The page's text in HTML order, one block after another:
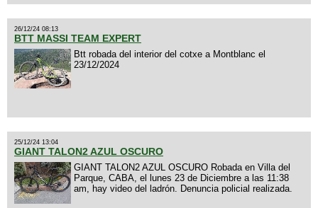
26/12/24 08:13
BTT MASSI TEAM EXPERT
Btt robada del interior del cotxe a Montblanc el
23/12/2024
25/12/24 13:04
GIANT TALON2 AZUL OSCURO
GIANT TALON2 AZUL OSCURO Robada en Villa del
Parque, CABA, el lunes 23 de Diciembre a las 11:38
am, hay video del ladrón. Denuncia policial realizada.